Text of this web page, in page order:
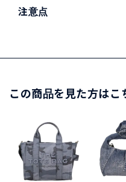
注意点
この商品を見た方はこ